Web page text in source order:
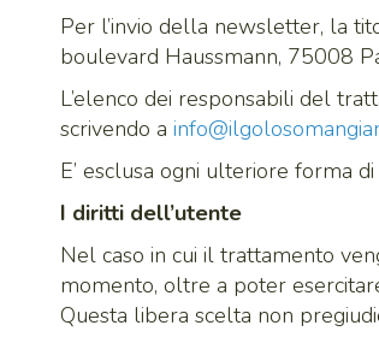
Per l’invio della newsletter, la
boulevard Haussmann, 75008
L’elenco dei responsabili del
scrivendo a
E’ esclusa ogni ulteriore forma
I diritti dell’utente
Nel caso in cui il trattamento
momento, oltre a poter
Questa libera scelta non